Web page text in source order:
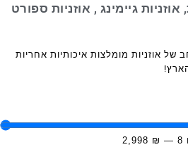
גיימינג , אוזניות ספורט
אוזניות מומלצות איכותיות אחריות
8
—
₪
2,998